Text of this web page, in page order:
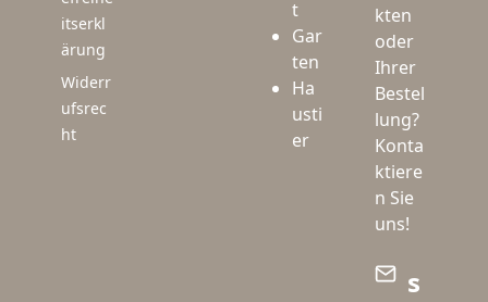
itserkl
ärung
Widerr
ufsrec
ht
t
Gar
ten
Ha
usti
er
kten
oder
Ihrer
Bestel
lung?
Konta
ktiere
n Sie
uns!
s